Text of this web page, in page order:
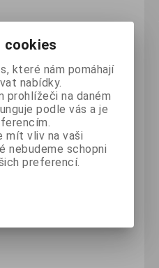
cookies
které nám pomáhají
nabídky.
prohlížeči na daném
podle vás a je
mít vliv na vaši
nebudeme schopni
preferencí.